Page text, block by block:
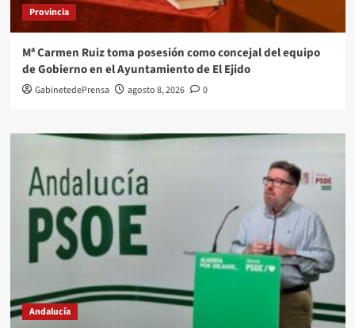
Provincia
Mª Carmen Ruiz toma posesión como concejal del equipo
de Gobierno en el Ayuntamiento de El Ejido
GabinetedePrensa agosto 8, 2026 0
Andalucía